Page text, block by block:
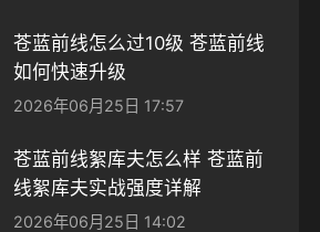
苍蓝前线怎么过10级 苍蓝前线
如何快速升级
2026年06月25日 17:57
苍蓝前线絮库夫怎么样 苍蓝前
线絮库夫实战强度详解
2026年06月25日 14:02